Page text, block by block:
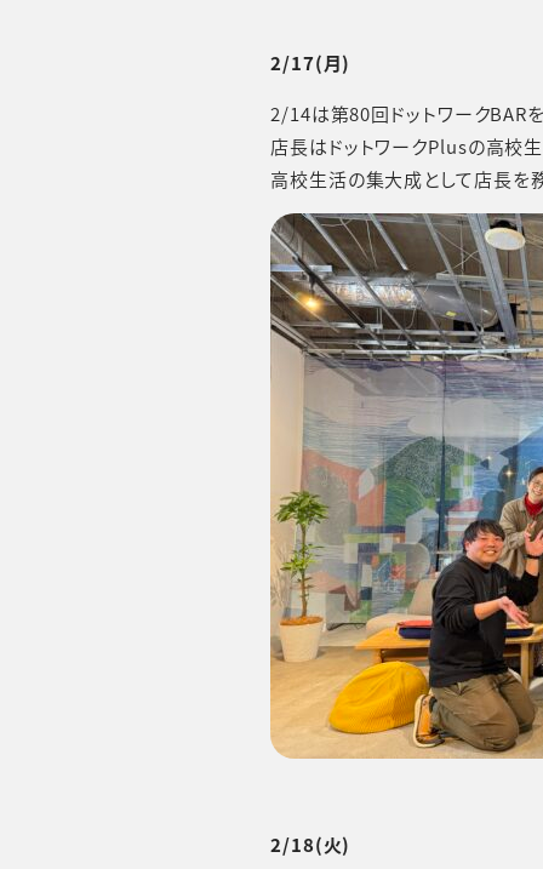
2/17(月)
2/14は第80回ドットワークBAR
店長はドットワークPlusの高校
高校生活の集大成として店長を
2/18(火)